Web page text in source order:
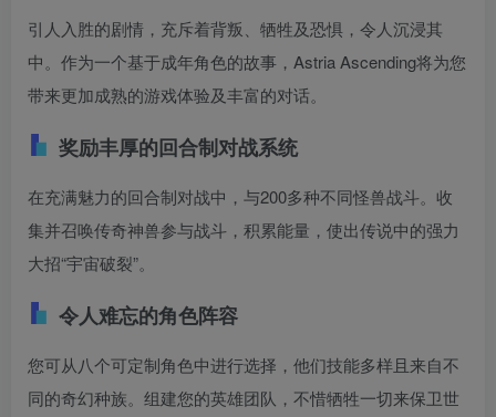
引人入胜的剧情，充斥着背叛、牺牲及恐惧，令人沉浸其
中。作为一个基于成年角色的故事，Astria Ascending将为您
带来更加成熟的游戏体验及丰富的对话。
奖励丰厚的回合制对战系统
在充满魅力的回合制对战中，与200多种不同怪兽战斗。收
集并召唤传奇神兽参与战斗，积累能量，使出传说中的强力
大招“宇宙破裂”。
令人难忘的角色阵容
您可从八个可定制角色中进行选择，他们技能多样且来自不
同的奇幻种族。组建您的英雄团队，不惜牺牲一切来保卫世